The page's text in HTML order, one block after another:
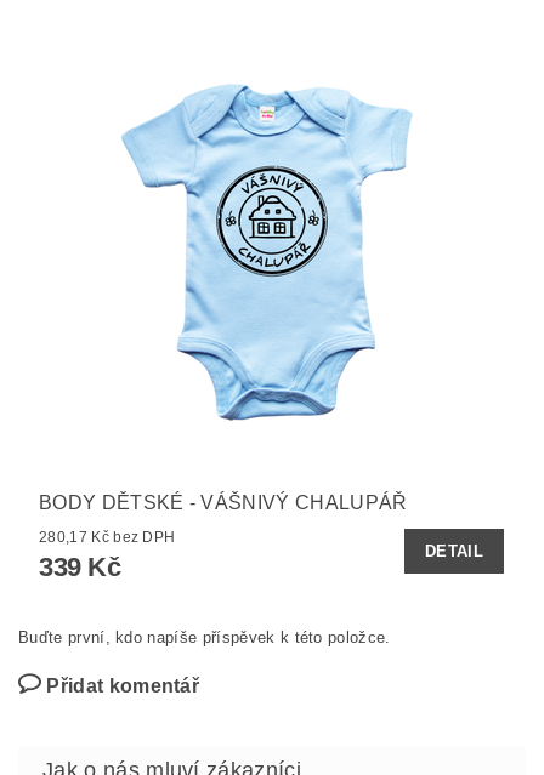
BODY DĚTSKÉ - VÁŠNIVÝ CHALUPÁŘ
280,17 Kč bez DPH
339 Kč
DETAIL
Buďte první, kdo napíše příspěvek k této položce.
Přidat komentář